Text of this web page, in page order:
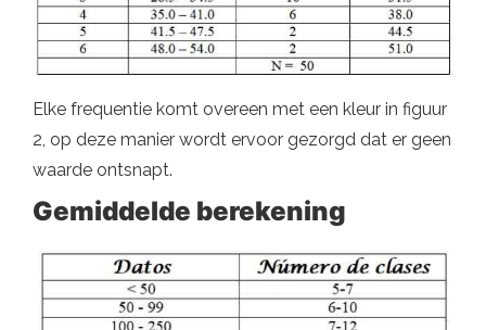
Elke frequentie komt overeen met een kleur in figuur
2, op deze manier wordt ervoor gezorgd dat er geen
waarde ontsnapt.
Gemiddelde berekening